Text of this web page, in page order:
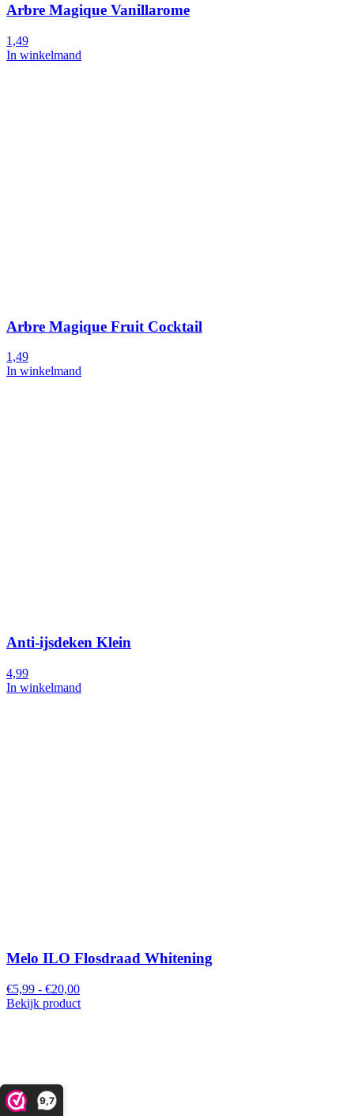
9,7
Arbre Magique Vanillarome
1,49
In winkelmand
Arbre Magique Fruit Cocktail
1,49
In winkelmand
Anti-ijsdeken Klein
4,99
In winkelmand
Melo ILO Flosdraad Whitening
€5,99 - €20,00
Bekijk product